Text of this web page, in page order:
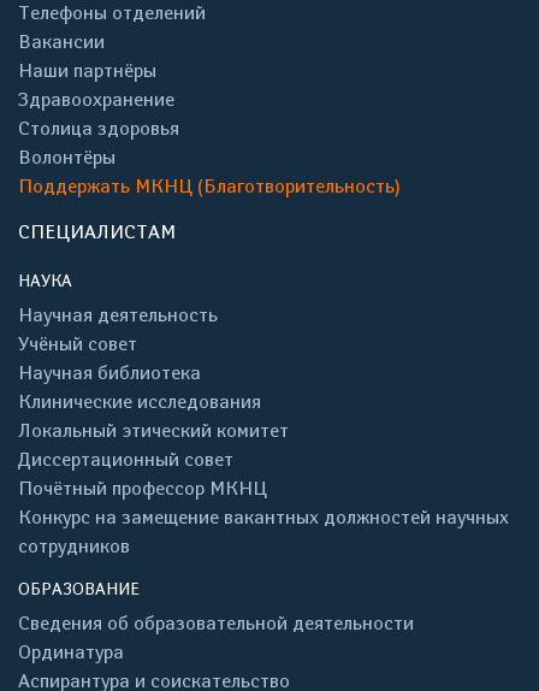
Телефоны отделений
Вакансии
Наши партнёры
Здравоохранение
Столица здоровья
Волонтёры
Поддержать МКНЦ (Благотворительность)
СПЕЦИАЛИСТАМ
НАУКА
Научная деятельность
Учёный совет
Научная библиотека
Клинические исследования
Локальный этический комитет
Диссертационный совет
Почётный профессор МКНЦ
Конкурс на замещение вакантных должностей научных
сотрудников
ОБРАЗОВАНИЕ
Сведения об образовательной деятельности
Ординатура
Аспирантура и соискательство